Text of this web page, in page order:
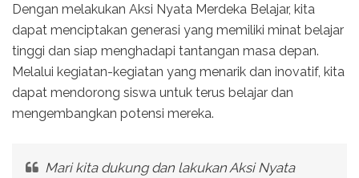
Dengan melakukan Aksi Nyata Merdeka Belajar, kita
dapat menciptakan generasi yang memiliki minat belajar
tinggi dan siap menghadapi tantangan masa depan.
Melalui kegiatan-kegiatan yang menarik dan inovatif, kita
dapat mendorong siswa untuk terus belajar dan
mengembangkan potensi mereka.
Mari kita dukung dan lakukan Aksi Nyata